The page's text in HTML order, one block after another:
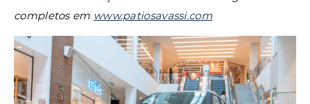
completos em www.patiosavassi.com